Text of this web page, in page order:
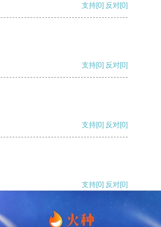
支持[0] 反对[0]
支持[0] 反对[0]
支持[0] 反对[0]
支持[0] 反对[0]